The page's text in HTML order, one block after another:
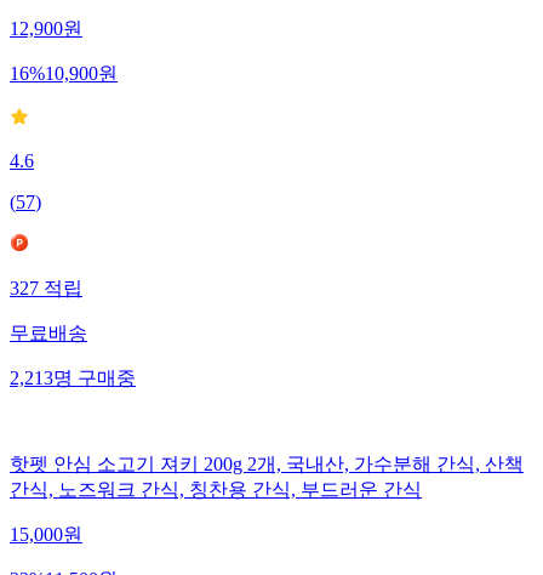
12,900원
16%10,900원
4.6
(57)
327적립
무료배송
2,213명구매중
핫펫 안심 소고기 져키 200g 2개, 국내산, 가수분해 간식, 산책
간식, 노즈워크 간식, 칭찬용 간식, 부드러운 간식
15,000원